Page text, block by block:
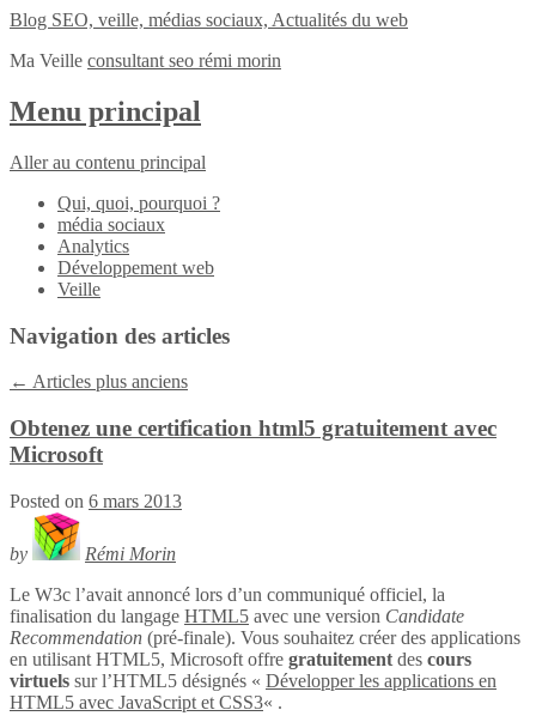
Blog SEO, veille, médias sociaux, Actualités du web
Ma Veille consultant seo rémi morin
Menu principal
Aller au contenu principal
Qui, quoi, pourquoi ?
média sociaux
Analytics
Développement web
Veille
Navigation des articles
← Articles plus anciens
Obtenez une certification html5 gratuitement avec
Microsoft
Posted on 6 mars 2013
by
Rémi Morin
Le W3c l’avait annoncé lors d’un communiqué officiel, la
finalisation du langage HTML5 avec une version Candidate
Recommendation (pré-finale). Vous souhaitez créer des applications
en utilisant HTML5, Microsoft offre gratuitement des cours
virtuels sur l’HTML5 désignés « Développer les applications en
HTML5 avec JavaScript et CSS3« .